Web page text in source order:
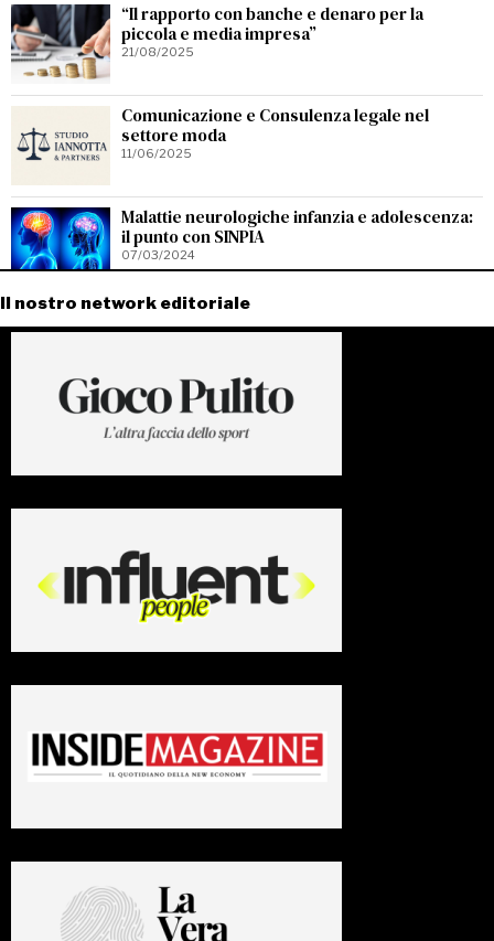
“Il rapporto con banche e denaro per la
piccola e media impresa”
21/08/2025
Comunicazione e Consulenza legale nel
settore moda
11/06/2025
Malattie neurologiche infanzia e adolescenza:
il punto con SINPIA
07/03/2024
Il nostro network editoriale